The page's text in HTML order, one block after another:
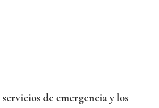
servicios de emergencia y los